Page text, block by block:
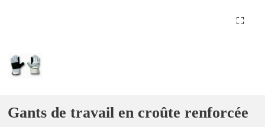
Gants de travail en croûte renforcée